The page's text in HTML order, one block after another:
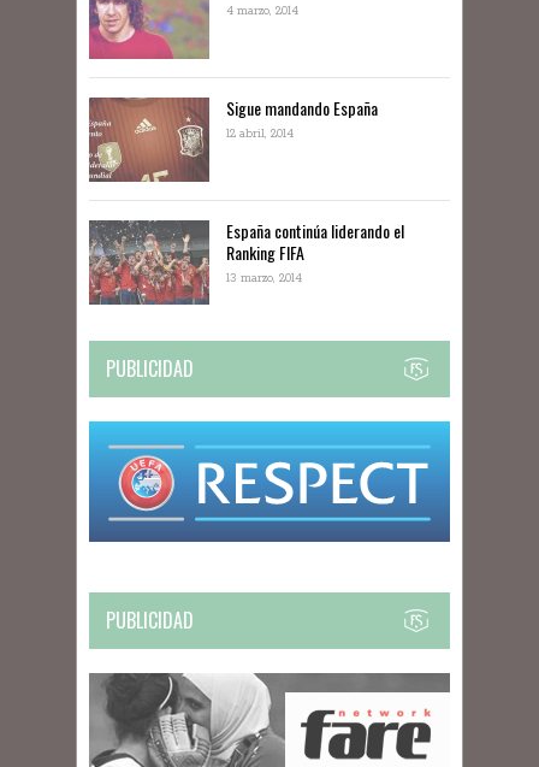
4 marzo, 2014
Sigue mandando España
12 abril, 2014
España continúa liderando el
Ranking FIFA
13 marzo, 2014
PUBLICIDAD
PUBLICIDAD